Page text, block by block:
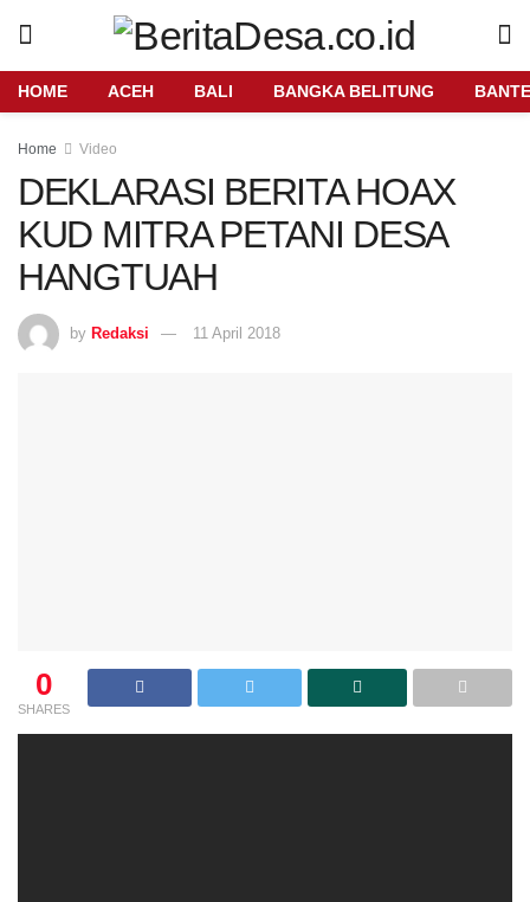
HOME ACEH BALI BANGKA BELITUNG
Home Video
DEKLARASI BERITA HOAX
KUD MITRA PETANI DESA
HANGTUAH
by Redaksi 11 April 2018
0
SHARES